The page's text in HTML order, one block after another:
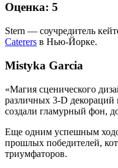
Оценка: 5
Stern — соучредитель
Caterers в Нью-Йорке.
Mistyka Garcia
«Магия сценического
различных 3-D декораций
создали гламурный фон,
Еще одним успешным
прошлых победителей,
триумфаторов.